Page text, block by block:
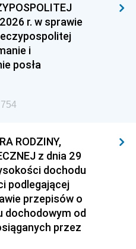
r. w sprawie
i
posła
RODZINY,
z dnia 29
dochodu
podlegającej
przepisów o
dochodowym od
przez